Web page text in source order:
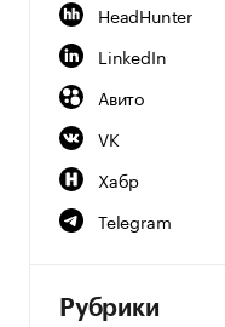
HeadHunter
LinkedIn
Авито
VK
Хабр
Telegram
Рубрики